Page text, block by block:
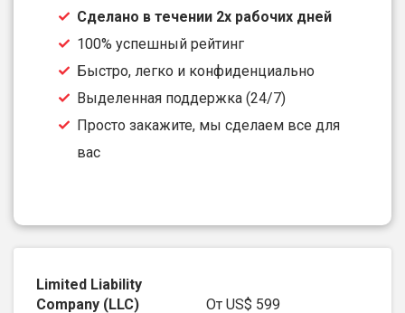
Сделано в течении 2х рабочих дней
100% успешный рейтинг
Быстро, легко и конфиденциально
Выделенная поддержка (24/7)
Просто закажите, мы сделаем все для
вас
От US$ 599